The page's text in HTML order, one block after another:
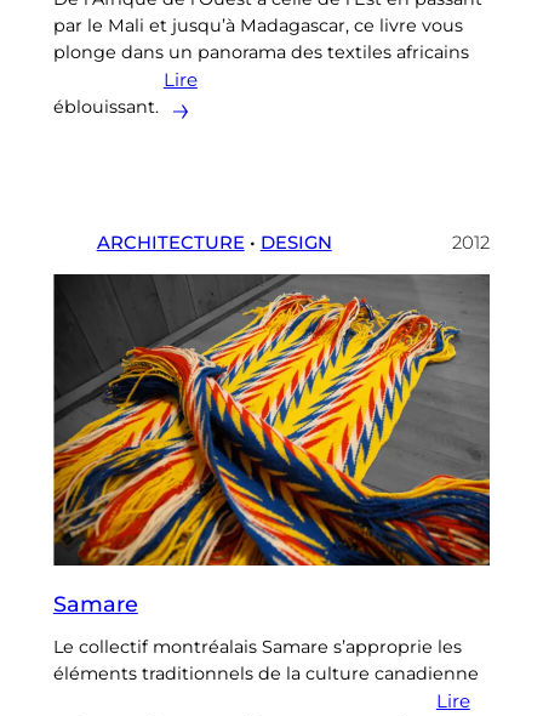
par le Mali et jusqu’à Madagascar, ce livre vous
plonge dans un panorama des textiles africains
éblouissant.
Lire
ARCHITECTURE • DESIGN 2012
Samare
Le collectif montréalais Samare s’approprie les
éléments traditionnels de la culture canadienne
Lire